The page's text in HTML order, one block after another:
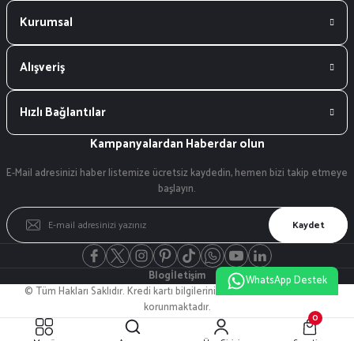
Kurumsal
Alışveriş
Hızlı Bağlantılar
Kampanyalardan Haberdar olun
E-Mail adresinizi haber listemize ücretsiz kaydedin, hemen bizi takip etmeye
başlayın.
Kaydet
Blogİletişim
© Tüm Hakları Saklıdır. Kredi kartı bilgileriniz 256bit SSL sertifikası ile
korunmaktadır.
WhatsApp Destek
0
ile